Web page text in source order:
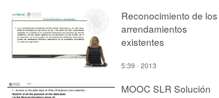
Reconocimiento de los
arrendamientos
existentes
5:39 · 2013
MOOC SLR Solución